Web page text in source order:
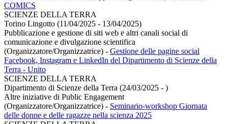
COMICS
SCIENZE DELLA TERRA
Torino Lingotto (11/04/2025 - 13/04/2025)
Pubblicazione e gestione di siti web e altri canali social di
comunicazione e divulgazione scientifica
(Organizzatore/Organizzatrice) - Gestione delle pagine social
Facebook, Instagram e LinkedIn del Dipartimento di Scienze della
Terra - Unito
SCIENZE DELLA TERRA
Dipartimento di Scienze della Terra (24/03/2025 - )
Altre iniziative di Public Engagement
(Organizzatore/Organizzatrice) - Seminario-workshop Giornata
delle donne e delle ragazze nella scienza 2025